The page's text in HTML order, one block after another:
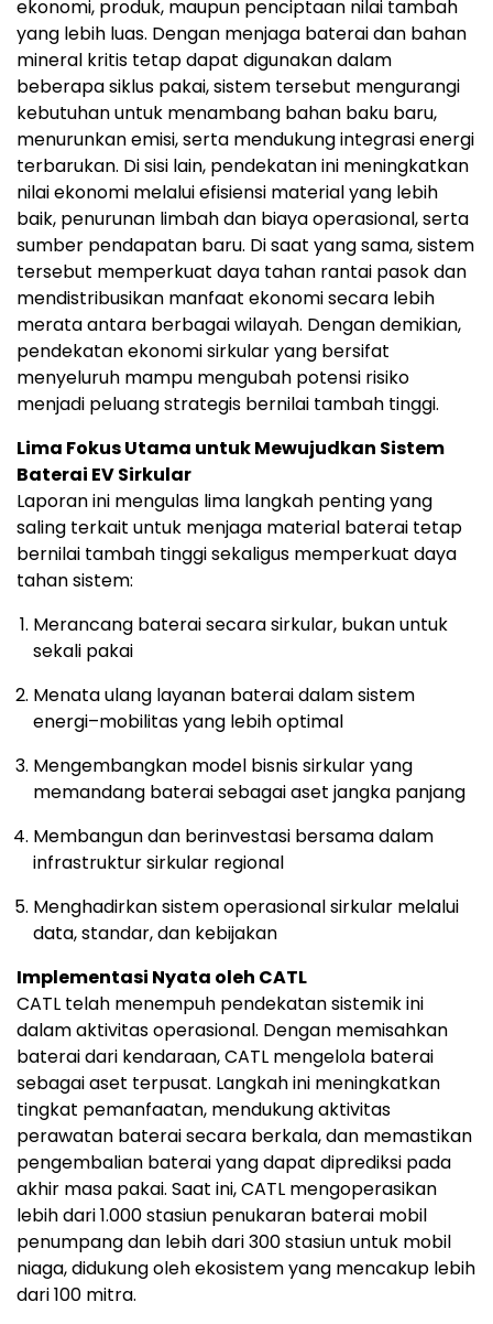
ekonomi, produk, maupun penciptaan nilai tambah
yang lebih luas. Dengan menjaga baterai dan bahan
mineral kritis tetap dapat digunakan dalam
beberapa siklus pakai, sistem tersebut mengurangi
kebutuhan untuk menambang bahan baku baru,
menurunkan emisi, serta mendukung integrasi energi
terbarukan. Di sisi lain, pendekatan ini meningkatkan
nilai ekonomi melalui efisiensi material yang lebih
baik, penurunan limbah dan biaya operasional, serta
sumber pendapatan baru. Di saat yang sama, sistem
tersebut memperkuat daya tahan rantai pasok dan
mendistribusikan manfaat ekonomi secara lebih
merata antara berbagai wilayah. Dengan demikian,
pendekatan ekonomi sirkular yang bersifat
menyeluruh mampu mengubah potensi risiko
menjadi peluang strategis bernilai tambah tinggi.
Lima Fokus Utama untuk Mewujudkan Sistem
Baterai EV Sirkular
Laporan ini mengulas lima langkah penting yang
saling terkait untuk menjaga material baterai tetap
bernilai tambah tinggi sekaligus memperkuat daya
tahan sistem:
Merancang baterai secara sirkular, bukan untuk
sekali pakai
Menata ulang layanan baterai dalam sistem
energi–mobilitas yang lebih optimal
Mengembangkan model bisnis sirkular yang
memandang baterai sebagai aset jangka panjang
Membangun dan berinvestasi bersama dalam
infrastruktur sirkular regional
Menghadirkan sistem operasional sirkular melalui
data, standar, dan kebijakan
Implementasi Nyata oleh CATL
CATL telah menempuh pendekatan sistemik ini
dalam aktivitas operasional. Dengan memisahkan
baterai dari kendaraan, CATL mengelola baterai
sebagai aset terpusat. Langkah ini meningkatkan
tingkat pemanfaatan, mendukung aktivitas
perawatan baterai secara berkala, dan memastikan
pengembalian baterai yang dapat diprediksi pada
akhir masa pakai. Saat ini, CATL mengoperasikan
lebih dari 1.000 stasiun penukaran baterai mobil
penumpang dan lebih dari 300 stasiun untuk mobil
niaga, didukung oleh ekosistem yang mencakup lebih
dari 100 mitra.